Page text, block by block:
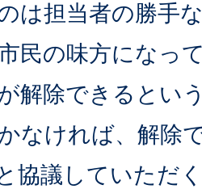
は担当者の勝手
民の味方になっ
解除できるとい
なければ、解除
協議していただ